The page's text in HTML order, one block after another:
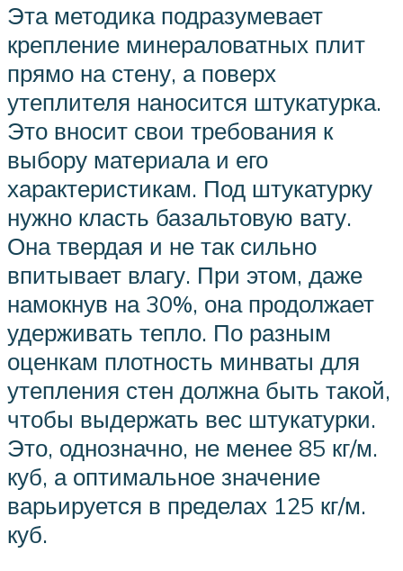
Эта методика подразумевает
крепление минераловатных плит
прямо на стену, а поверх
утеплителя наносится штукатурка.
Это вносит свои требования к
выбору материала и его
характеристикам. Под штукатурку
нужно класть базальтовую вату.
Она твердая и не так сильно
впитывает влагу. При этом, даже
намокнув на 30%, она продолжает
удерживать тепло. По разным
оценкам плотность минваты для
утепления стен должна быть такой,
чтобы выдержать вес штукатурки.
Это, однозначно, не менее 85 кг/м.
куб, а оптимальное значение
варьируется в пределах 125 кг/м.
куб.